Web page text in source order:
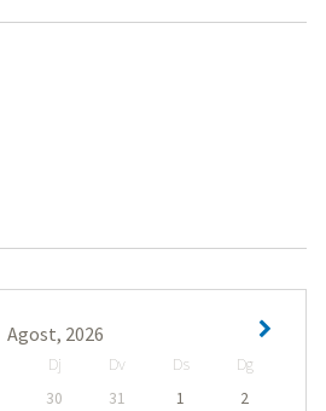
Agost, 2026
Dj Dv Ds
Dg
30 31 1
2